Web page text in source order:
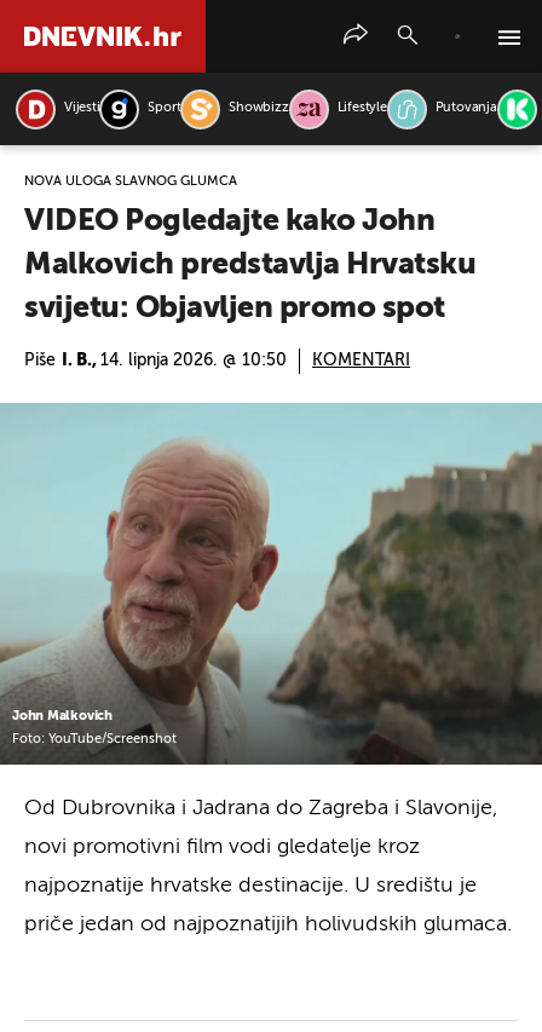
Vijesti Sport Showbizz Lifestyle Putovanja
NOVA ULOGA SLAVNOG GLUMCA
VIDEO Pogledajte kako John
Malkovich predstavlja Hrvatsku
svijetu: Objavljen promo spot
Piše I. B., 14. lipnja 2026. @ 10:50 KOMENTARI
John Malkovich
Foto: YouTube/Screenshot
Od Dubrovnika i Jadrana do Zagreba i Slavonije,
novi promotivni film vodi gledatelje kroz
najpoznatije hrvatske destinacije. U središtu je
priče jedan od najpoznatijih holivudskih glumaca.
PRETRAŽITE VIJESTI